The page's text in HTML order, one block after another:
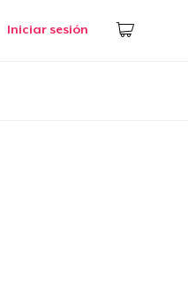
Iniciar sesión